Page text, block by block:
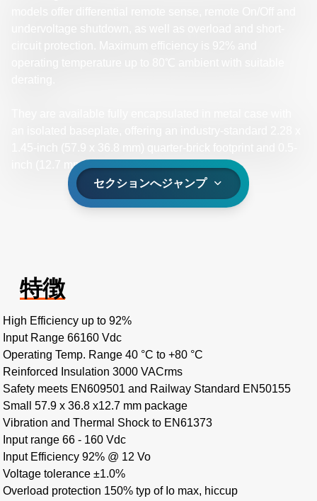
inch (12.7 mm) height.
セクションへジャンプ
特徴
High Efficiency up to 92%
Input Range 66160 Vdc
Operating Temp. Range 40 °C to +80 °C
Reinforced Insulation 3000 VACrms
Safety meets EN609501 and Railway Standard EN50155
Small 57.9 x 36.8 x12.7 mm package
Vibration and Thermal Shock to EN61373
Input range 66 - 160 Vdc
Input Efficiency 92% @ 12 Vo
Voltage tolerance ±1.0%
Overload protection 150% typ of Io max, hiccup